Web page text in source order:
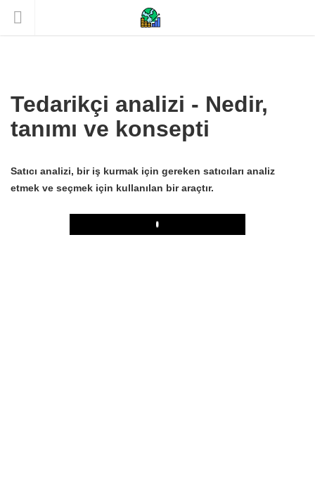
Tedarikçi analizi - Nedir,
tanımı ve konsepti
Satıcı analizi, bir iş kurmak için gereken satıcıları analiz
etmek ve seçmek için kullanılan bir araçtır.
Play